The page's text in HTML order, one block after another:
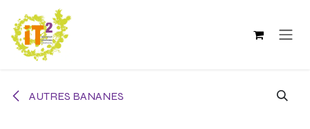
Se rendre au contenu
AUTRES BANANES